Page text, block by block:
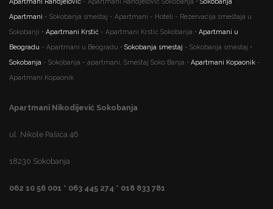
Apartmani - Sokobanja smeštaj - Apartmani - Hoteli - Rezervacija smeštaja u
Sokobanji • Apartmani Krstić - Apartmani Krstić Sokobanja • Apartmani u
Beogradu - Apartmani u Beogradu • Sokobanja smestaj - Sokobanja smestaj •
Sokobanja - Sokobanja - apartmani, Smeštaj Soko Banja • Apartmani Kopaonik -
Apartmani Kopaonik
Apartmani Nikodijević Sokobanja
ul. Nikole Pašića 46
18230 Sokobanja
062 10 56 001 * 063 445 274 * 018 833 781